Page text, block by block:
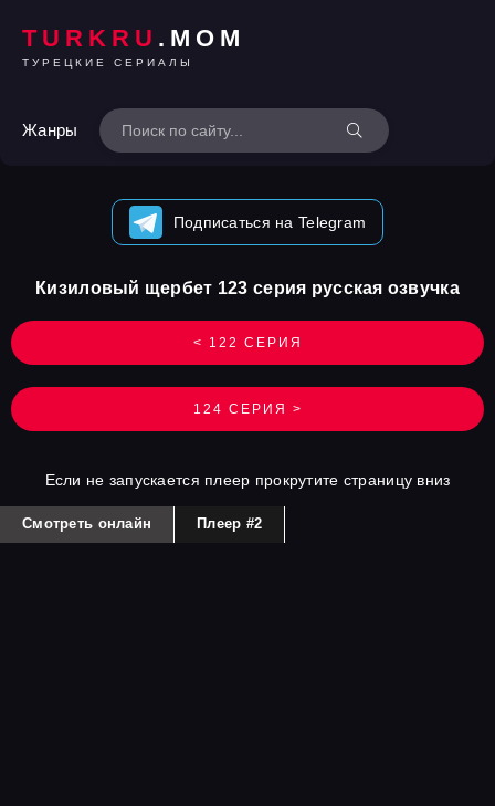
TURKRU .MOM
ТУРЕЦКИЕ СЕРИАЛЫ
Жанры
Подписаться на Telegram
< 122 СЕРИЯ
Кизиловый щербет 123 серия русская озвучка
124 СЕРИЯ >
Если не запускается плеер прокрутите страницу вниз
Смотреть онлайн Плеер #2